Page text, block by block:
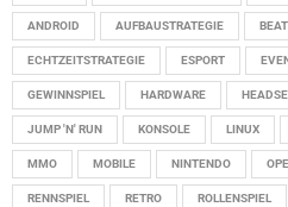
ANDROID AUFBAUSTRATEGIE
ECHTZEITSTRATEGIE ESPORT
GEWINNSPIEL HARDWARE
JUMP 'N' RUN KONSOLE LINUX
MMO MOBILE NINTENDO
RENNSPIEL RETRO ROLLENSPIEL